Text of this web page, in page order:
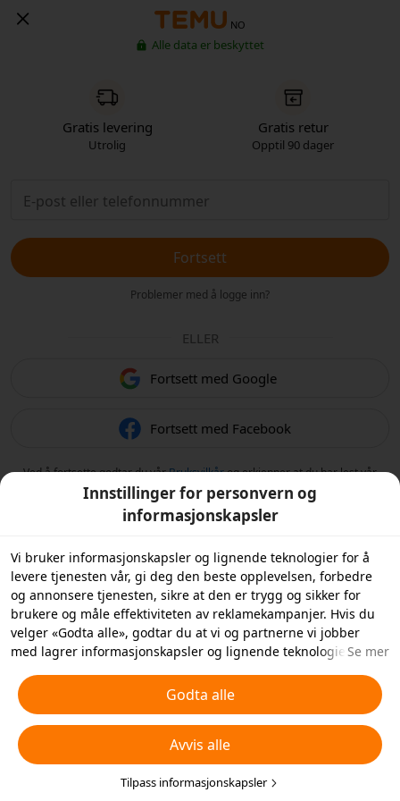
NO
Alle data er beskyttet
Gratis levering
Utrolig
Gratis retur
Opptil 90 dager
Fortsett
Problemer med å logge inn?
ELLER
Fortsett med Google
Fortsett med Facebook
Ved å fortsette godtar du vårBruksvilkårog erkjenner at du har lest vår
Retningslinjer for personvern.
Innstillinger for personvern og
informasjonskapsler
Vi bruker informasjonskapsler og lignende teknologier for å
levere tjenesten vår, gi deg den beste opplevelsen, forbedre
og annonsere tjenesten, sikre at den er trygg og sikker for
brukere og måle effektiviteten av reklamekampanjer. Hvis du
velger «Godta alle», godtar du at vi og partnerne vi jobber
med lagrer informasjonskapsler og lignende teknologier på
informasjonskapsler som ikke er helt nødvendige, eller velge
hvilke typer informasjonskapsler du ønsker å godta eller
deaktivere ved å klikke på «Tilpass informasjonskapsler»
nedenfor eller når som helst under dine
personverninnstillinger. For mer informasjon, se våre
informasjonskapsler og lignende teknologier
Se mer
Godta alle
Avvis alle
Tilpass informasjonskapsler